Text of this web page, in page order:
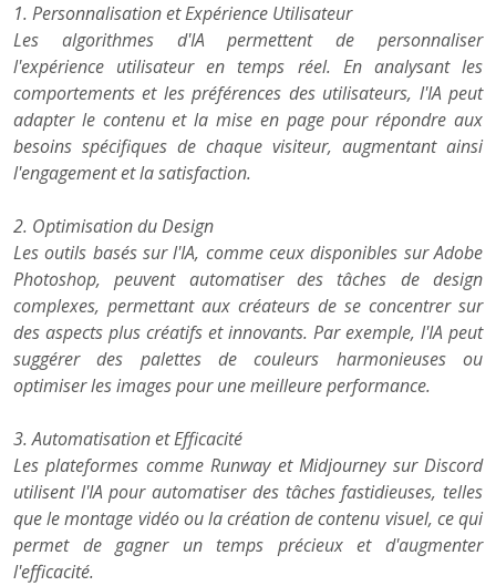
1. Personnalisation et Expérience Utilisateur
Les algorithmes d'IA permettent de personnaliser
l'expérience utilisateur en temps réel. En analysant les
comportements et les préférences des utilisateurs, l'IA peut
adapter le contenu et la mise en page pour répondre aux
besoins spécifiques de chaque visiteur, augmentant ainsi
l'engagement et la satisfaction.
2. Optimisation du Design
Les outils basés sur l'IA, comme ceux disponibles sur Adobe
Photoshop, peuvent automatiser des tâches de design
complexes, permettant aux créateurs de se concentrer sur
des aspects plus créatifs et innovants. Par exemple, l'IA peut
suggérer des palettes de couleurs harmonieuses ou
optimiser les images pour une meilleure performance.
3. Automatisation et Efficacité
Les plateformes comme Runway et Midjourney sur Discord
utilisent l'IA pour automatiser des tâches fastidieuses, telles
que le montage vidéo ou la création de contenu visuel, ce qui
permet de gagner un temps précieux et d'augmenter
l'efficacité.